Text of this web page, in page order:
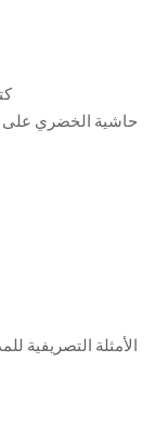
حاشية الخضري علی
الأمثلة التصريفية